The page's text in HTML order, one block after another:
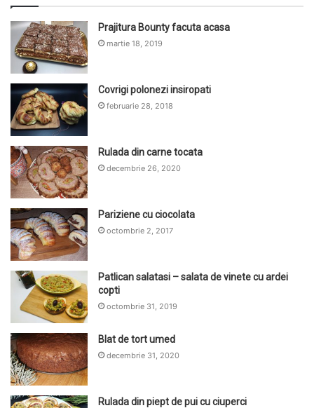
Prajitura Bounty facuta acasa
martie 18, 2019
Covrigi polonezi insiropati
februarie 28, 2018
Rulada din carne tocata
decembrie 26, 2020
Pariziene cu ciocolata
octombrie 2, 2017
Patlican salatasi – salata de vinete cu ardei
copti
octombrie 31, 2019
Blat de tort umed
decembrie 31, 2020
Rulada din piept de pui cu ciuperci